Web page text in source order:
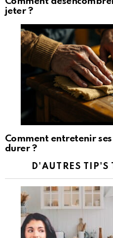
jeter ?
Comment entretenir
durer ?
D'AUTRES TIP'S